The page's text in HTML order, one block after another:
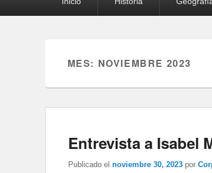
MES: NOVIEMBRE 2023
Entrevista a Isabel
Publicado el noviembre 30, 2023 por